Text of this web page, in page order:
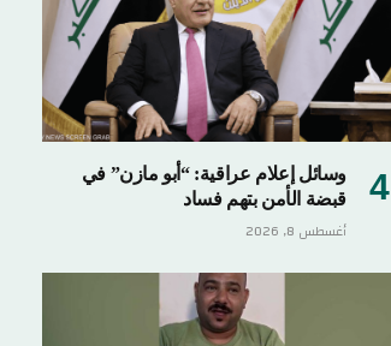
وسائل إعلام عراقية: “أبو مازن” في
قبضة الأمن بتهم فساد
أغسطس 8, 2026